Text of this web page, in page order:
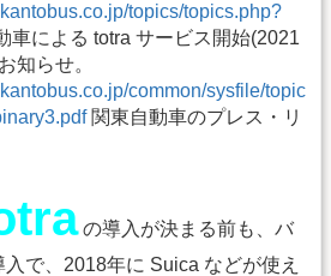
topics/topics.php?
車による totra サービス開始(2021
知らせ。
common/sysfile/topic
関東自動車のプレス・リ
の導入が決まる前も、バ
で、2018年に Suica などが使え